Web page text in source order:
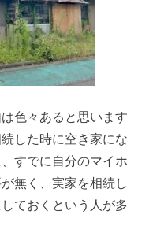
色々あると思います
した時に空き家にな
すでに自分のマイホ
無く、実家を相続し
ておくという人が多